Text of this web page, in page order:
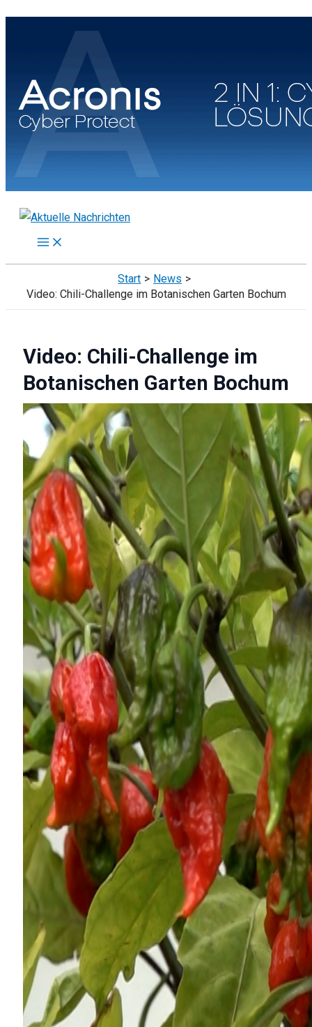
Zum
Start
News
Video: Chili-Challenge im Botanischen Garten Bochum
Video: Chili-Challenge im
Botanischen Garten Bochum